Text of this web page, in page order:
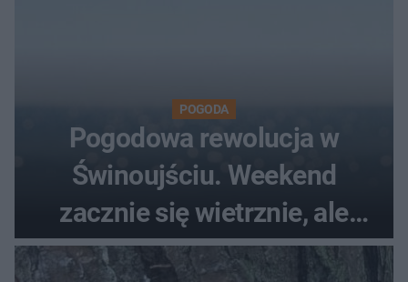
POGODA
Pogodowa rewolucja w
Świnoujściu. Weekend
zacznie się wietrznie, ale
niedziela to petarda!